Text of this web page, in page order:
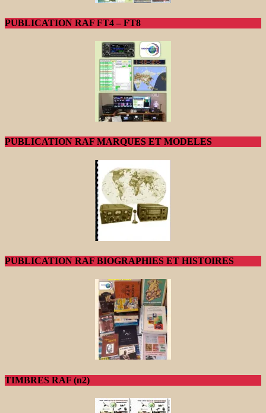
PUBLICATION RAF FT4 – FT8
PUBLICATION RAF MARQUES ET MODELES
PUBLICATION RAF BIOGRAPHIES ET HISTOIRES
TIMBRES RAF (n2)